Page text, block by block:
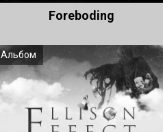
Foreboding
Альбом